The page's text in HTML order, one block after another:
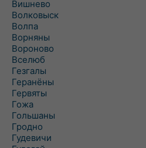
Вишнево
Волковыск
Волпа
Ворняны
Вороново
Вселюб
Гезгалы
Геранёны
Гервяты
Гожа
Гольшаны
Гродно
Гудевичи